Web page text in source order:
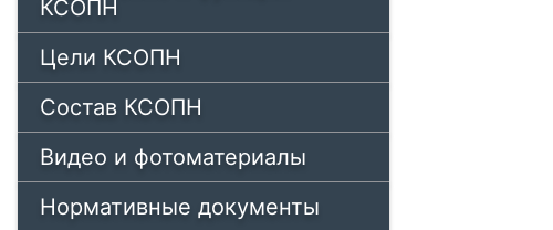
КСОПН
Цели КСОПН
Состав КСОПН
Видео и фотоматериалы
Нормативные документы